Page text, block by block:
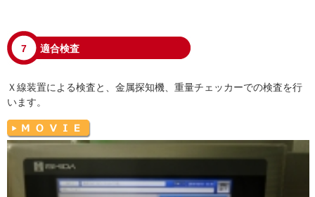
7 適合検査
Ｘ線装置による検査と、金属探知機、重量チェッカーでの検査を行
います。